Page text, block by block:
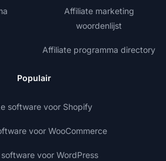
Affiliate marketing
woordenlijst
Affiliate programma directory
Populair
software voor Shopify
voor WooCommerce
voor WordPress